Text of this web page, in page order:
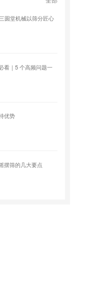
圆堂机械以筛分匠心
看｜5 个高频问题一
优势
摆筛的几大要点